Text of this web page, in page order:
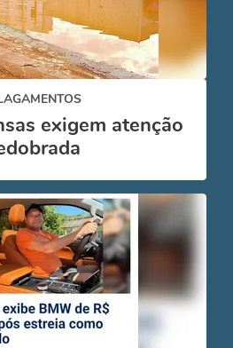
exigem atenção